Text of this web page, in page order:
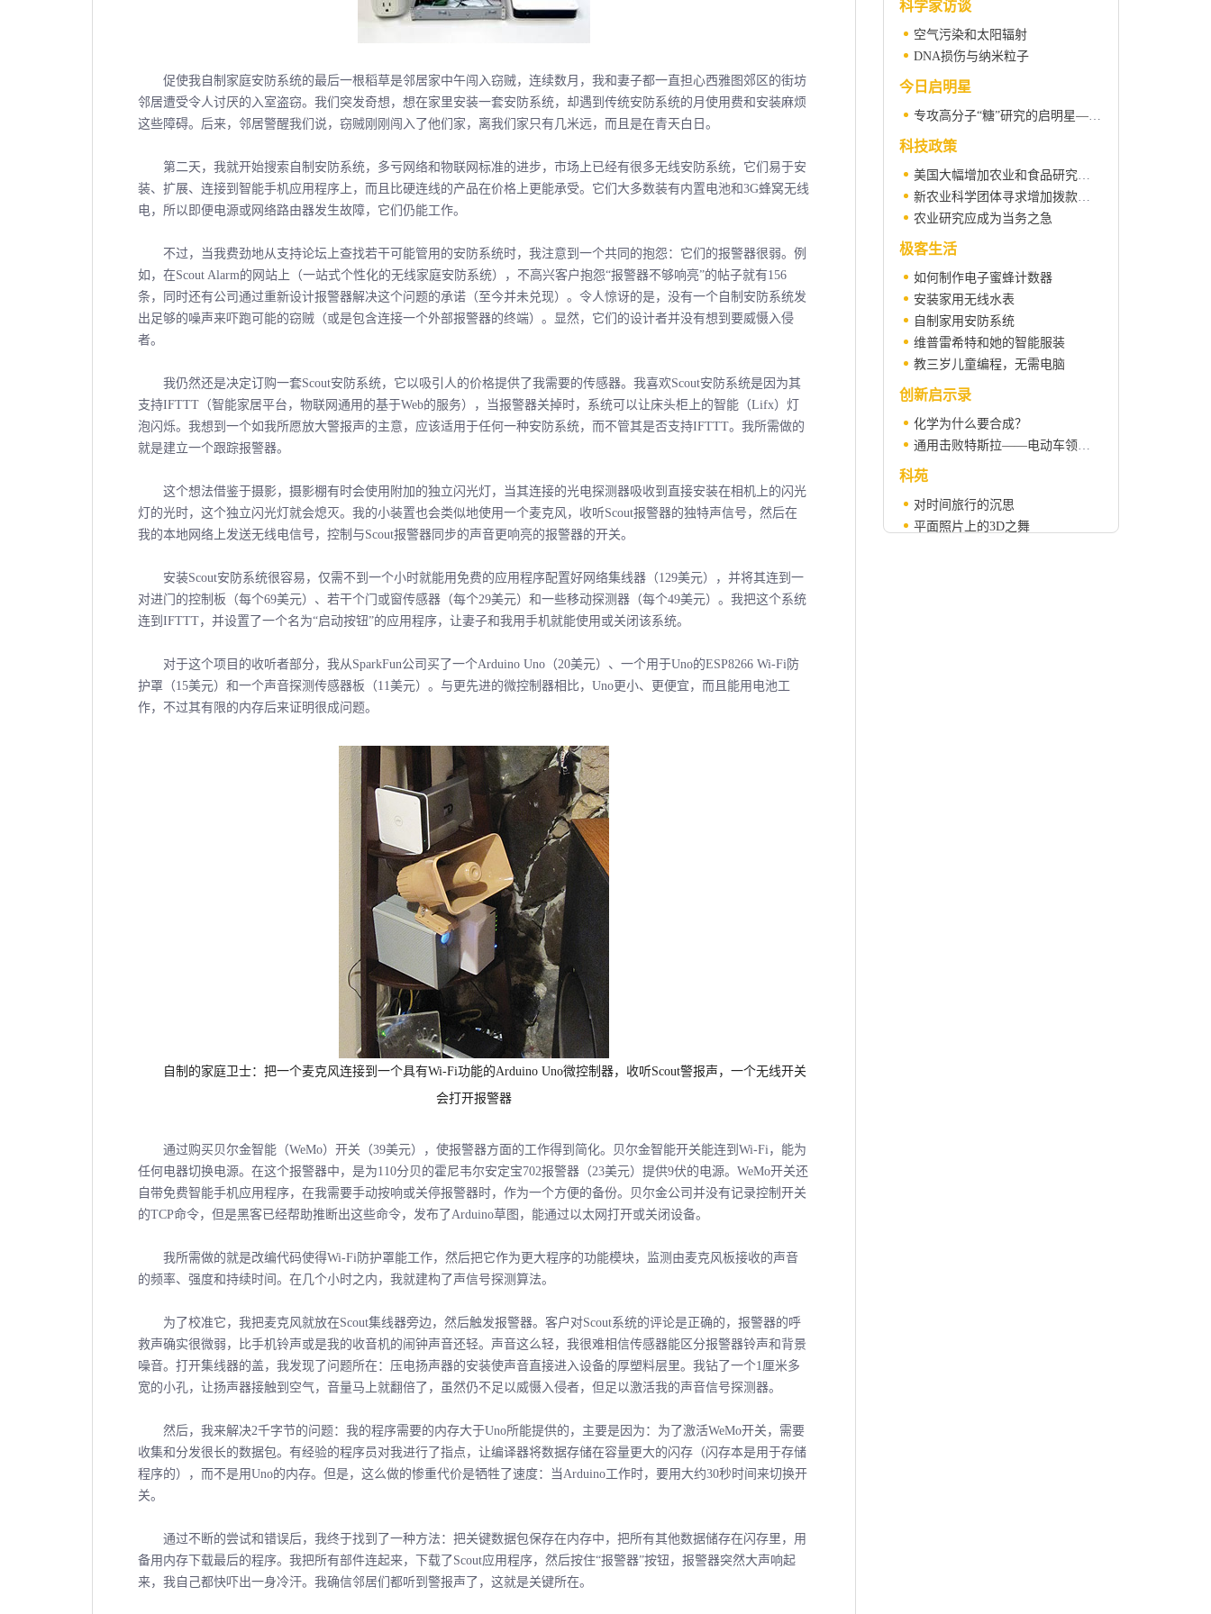
促使我自制家庭安防系统的最后一根稻草是邻居家中午闯入窃贼，连续数月，我和妻子都一直担心西雅图郊区的街坊
邻居遭受令人讨厌的入室盗窃。我们突发奇想，想在家里安装一套安防系统，却遇到传统安防系统的月使用费和安装麻烦
这些障碍。后来，邻居警醒我们说，窃贼刚刚闯入了他们家，离我们家只有几米远，而且是在青天白日。
第二天，我就开始搜索自制安防系统，多亏网络和物联网标准的进步，市场上已经有很多无线安防系统，它们易于安
装、扩展、连接到智能手机应用程序上，而且比硬连线的产品在价格上更能承受。它们大多数装有内置电池和3G蜂窝无线
电，所以即便电源或网络路由器发生故障，它们仍能工作。
不过，当我费劲地从支持论坛上查找若干可能管用的安防系统时，我注意到一个共同的抱怨：它们的报警器很弱。例
如，在Scout Alarm的网站上（一站式个性化的无线家庭安防系统），不高兴客户抱怨“报警器不够响亮”的帖子就有156
条，同时还有公司通过重新设计报警器解决这个问题的承诺（至今并未兑现）。令人惊讶的是，没有一个自制安防系统发
出足够的噪声来吓跑可能的窃贼（或是包含连接一个外部报警器的终端）。显然，它们的设计者并没有想到要威慑入侵
者。
我仍然还是决定订购一套Scout安防系统，它以吸引人的价格提供了我需要的传感器。我喜欢Scout安防系统是因为其
支持IFTTT（智能家居平台，物联网通用的基于Web的服务），当报警器关掉时，系统可以让床头柜上的智能（Lifx）灯
泡闪烁。我想到一个如我所愿放大警报声的主意，应该适用于任何一种安防系统，而不管其是否支持IFTTT。我所需做的
就是建立一个跟踪报警器。
这个想法借鉴于摄影，摄影棚有时会使用附加的独立闪光灯，当其连接的光电探测器吸收到直接安装在相机上的闪光
灯的光时，这个独立闪光灯就会熄灭。我的小装置也会类似地使用一个麦克风，收听Scout报警器的独特声信号，然后在
我的本地网络上发送无线电信号，控制与Scout报警器同步的声音更响亮的报警器的开关。
安装Scout安防系统很容易，仅需不到一个小时就能用免费的应用程序配置好网络集线器（129美元），并将其连到一
对进门的控制板（每个69美元）、若干个门或窗传感器（每个29美元）和一些移动探测器（每个49美元）。我把这个系统
连到IFTTT，并设置了一个名为“启动按钮”的应用程序，让妻子和我用手机就能使用或关闭该系统。
对于这个项目的收听者部分，我从SparkFun公司买了一个Arduino Uno（20美元）、一个用于Uno的ESP8266 Wi-Fi防
护罩（15美元）和一个声音探测传感器板（11美元）。与更先进的微控制器相比，Uno更小、更便宜，而且能用电池工
作，不过其有限的内存后来证明很成问题。
自制的家庭卫士：把一个麦克风连接到一个具有Wi-Fi功能的Arduino Uno微控制器，收听Scout警报声，一个无线开关
会打开报警器
通过购买贝尔金智能（WeMo）开关（39美元），使报警器方面的工作得到简化。贝尔金智能开关能连到Wi-Fi，能为
任何电器切换电源。在这个报警器中，是为110分贝的霍尼韦尔安定宝702报警器（23美元）提供9伏的电源。WeMo开关还
自带免费智能手机应用程序，在我需要手动按响或关停报警器时，作为一个方便的备份。贝尔金公司并没有记录控制开关
的TCP命令，但是黑客已经帮助推断出这些命令，发布了Arduino草图，能通过以太网打开或关闭设备。
我所需做的就是改编代码使得Wi-Fi防护罩能工作，然后把它作为更大程序的功能模块，监测由麦克风板接收的声音
的频率、强度和持续时间。在几个小时之内，我就建构了声信号探测算法。
为了校准它，我把麦克风就放在Scout集线器旁边，然后触发报警器。客户对Scout系统的评论是正确的，报警器的呼
救声确实很微弱，比手机铃声或是我的收音机的闹钟声音还轻。声音这么轻，我很难相信传感器能区分报警器铃声和背景
噪音。打开集线器的盖，我发现了问题所在：压电扬声器的安装使声音直接进入设备的厚塑料层里。我钻了一个1厘米多
宽的小孔，让扬声器接触到空气，音量马上就翻倍了，虽然仍不足以威慑入侵者，但足以激活我的声音信号探测器。
然后，我来解决2千字节的问题：我的程序需要的内存大于Uno所能提供的，主要是因为：为了激活WeMo开关，需要
收集和分发很长的数据包。有经验的程序员对我进行了指点，让编译器将数据存储在容量更大的闪存（闪存本是用于存储
程序的），而不是用Uno的内存。但是，这么做的惨重代价是牺牲了速度：当Arduino工作时，要用大约30秒时间来切换开
关。
通过不断的尝试和错误后，我终于找到了一种方法：把关键数据包保存在内存中，把所有其他数据储存在闪存里，用
备用内存下载最后的程序。我把所有部件连起来，下载了Scout应用程序，然后按住“报警器”按钮，报警器突然大声响起
来，我自己都快吓出一身冷汗。我确信邻居们都听到警报声了，这就是关键所在。
科学家访谈
空气污染和太阳辐射
DNA损伤与纳米粒子
今日启明星
专攻高分子“糖”研究的启明星——小记复旦大学高分子系陈国颂教授
科技政策
美国大幅增加农业和食品研究预算
新农业科学团体寻求增加拨款支持
农业研究应成为当务之急
极客生活
如何制作电子蜜蜂计数器
安装家用无线水表
自制家用安防系统
维普雷希特和她的智能服装
教三岁儿童编程，无需电脑
创新启示录
化学为什么要合成？
通用击败特斯拉——电动车领域正在发生着什么？
科苑
对时间旅行的沉思
平面照片上的3D之舞